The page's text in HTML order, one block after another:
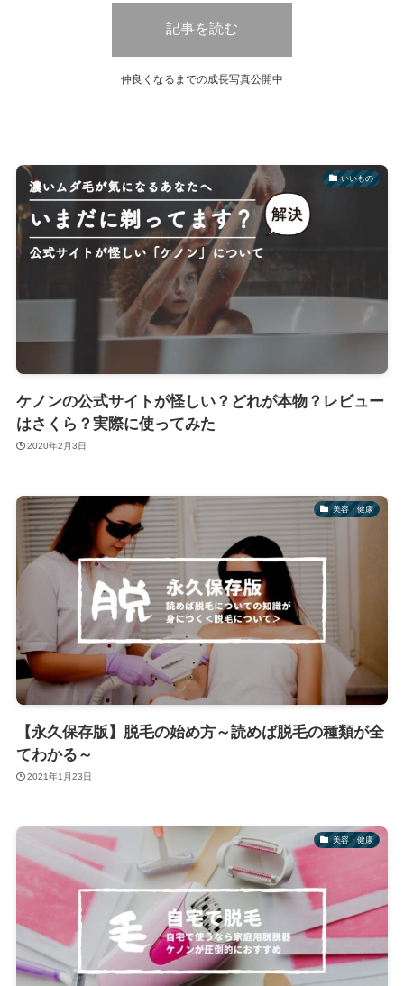
記事を読む
仲良くなるまでの成長写真公開中
いいもの
ケノンの公式サイトが怪しい？どれが本物？レビュー
はさくら？実際に使ってみた
2020年2月3日
美容・健康
【永久保存版】脱毛の始め方～読めば脱毛の種類が全
てわかる～
2021年1月23日
美容・健康